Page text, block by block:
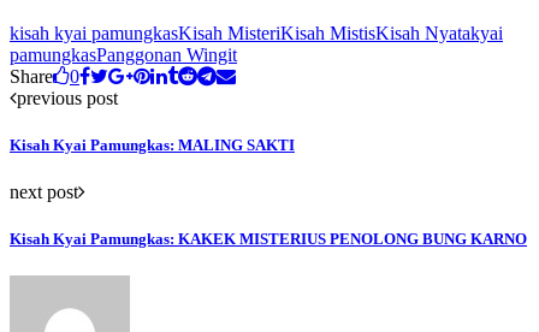
kisah kyai pamungkasKisah MisteriKisah MistisKisah Nyatakyai
pamungkasPanggonan Wingit
Share
0
previous post
Kisah Kyai Pamungkas: MALING SAKTI
next post
Kisah Kyai Pamungkas: KAKEK MISTERIUS PENOLONG BUNG KARNO